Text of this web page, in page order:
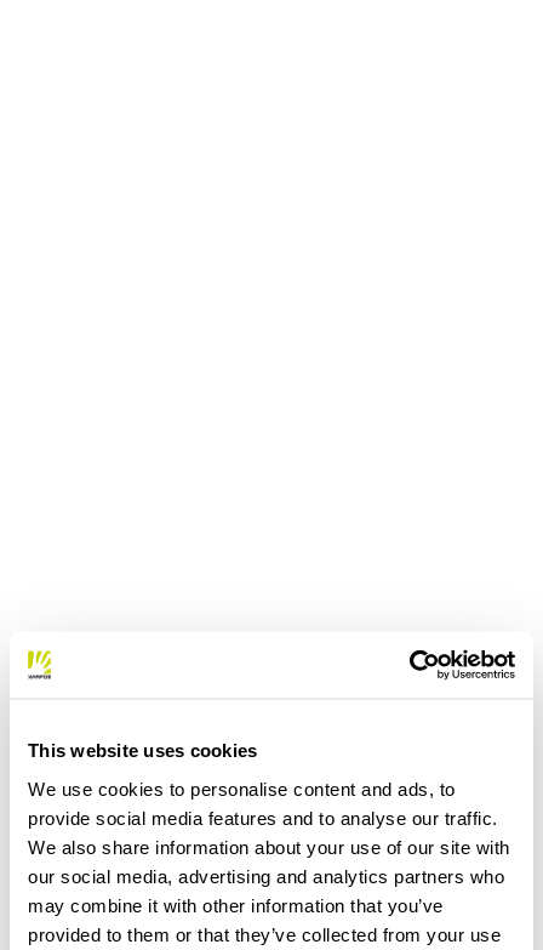
This website uses cookies
We use cookies to personalise content and ads, to
provide social media features and to analyse our traffic.
We also share information about your use of our site with
our social media, advertising and analytics partners who
may combine it with other information that you’ve
provided to them or that they’ve collected from your use